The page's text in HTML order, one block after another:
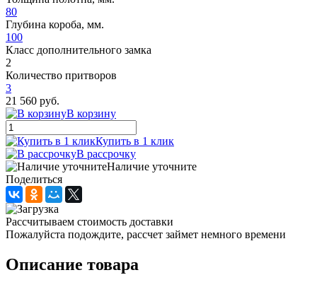
80
Глубина короба, мм.
100
Класс дополнительного замка
2
Количество притворов
3
21 560 руб.
В корзину
Купить в 1 клик
В рассрочку
Наличие уточните
Поделиться
Рассчитываем стоимость доставки
Пожалуйста подождите, рассчет займет немного времени
Описание товара